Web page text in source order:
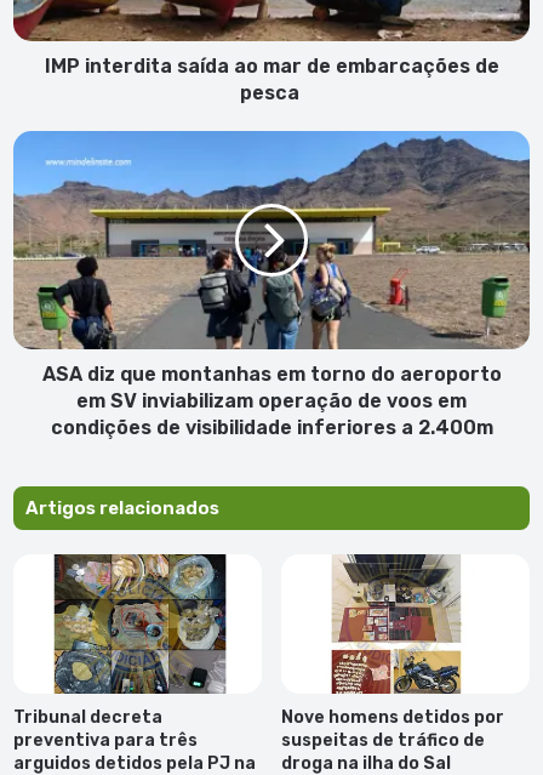
de
pesca
IMP interdita saída ao mar de embarcações de
pesca
ASA
que
montanhas
em
torno
do
aeroporto
em
inviabilizam
operação
em
condições
visibilidade
inferiores
2.400m
ASA diz que montanhas em torno do aeroporto
em SV inviabilizam operação de voos em
condições de visibilidade inferiores a 2.400m
Artigos relacionados
Tribunal decreta
preventiva para três
arguidos detidos pela PJ na
Nove homens detidos por
suspeitas de tráfico de
droga na ilha do Sal